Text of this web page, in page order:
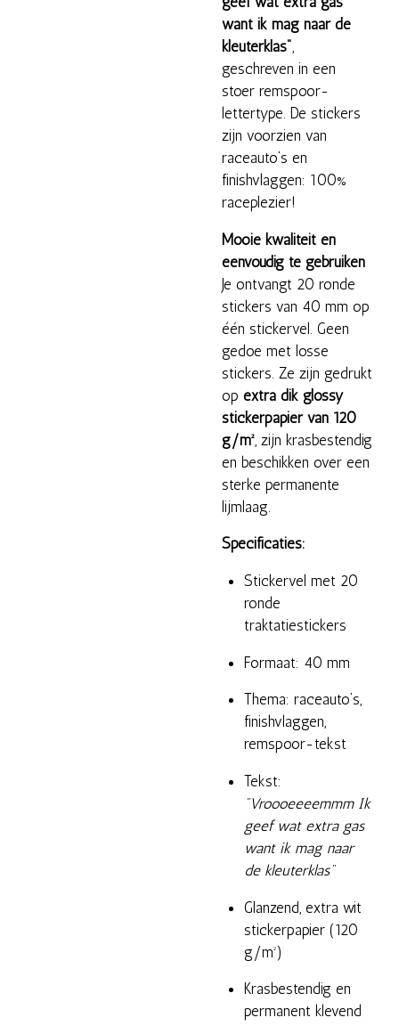
want ik mag naar de
kleuterklas",
geschreven in een
stoer remspoor-
lettertype. De stickers
zijn voorzien van
raceauto’s en
finishvlaggen: 100%
raceplezier!
Mooie kwaliteit en
eenvoudig te gebruiken
Je ontvangt 20 ronde
stickers van 40 mm op
één stickervel. Geen
gedoe met losse
stickers. Ze zijn gedrukt
op extra dik glossy
stickerpapier van 120
g/m² , zijn krasbestendig
en beschikken over een
sterke permanente
lijmlaag.
Specificaties:
Stickervel met 20
ronde
traktatiestickers
Formaat: 40 mm
Thema: raceauto’s,
finishvlaggen,
remspoor-tekst
Tekst:
"Vroooeeeemmm Ik
geef wat extra gas
want ik mag naar
de kleuterklas"
Glanzend, extra wit
stickerpapier (120
g/m²)
Krasbestendig en
permanent klevend